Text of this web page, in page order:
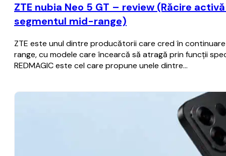
ZTE nubia Neo 5 GT – review (Răcire
segmentul mid-range)
ZTE este unul dintre producătorii care cred în
range, cu modele care încearcă să atragă prin funcții
REDMAGIC este cel care propune unele dintre…